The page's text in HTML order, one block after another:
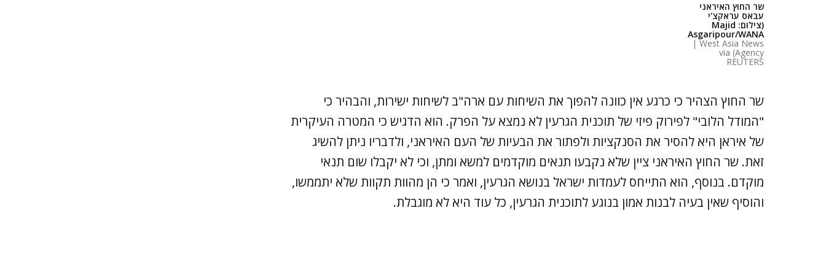
שר החוץ האיראני
עבאס עראקצ'י
(צילום: Majid
Asgaripour/WANA
| West Asia News
Agency) via
REUTERS
שר החוץ הצהיר כי כרגע אין כוונה להפוך את השיחות עם ארה"ב לשיחות ישירות, והבהיר כי
"המודל הלובי" לפירוק פיזי של תוכנית הגרעין לא נמצא על הפרק. הוא הדגיש כי המטרה העיקרית
של איראן היא להסיר את הסנקציות ולפתור את הבעיות של העם האיראני, ולדבריו ניתן להשיג
זאת. שר החוץ האיראני ציין שלא נקבעו תנאים מוקדמים למשא ומתן, וכי לא יקבלו שום תנאי
מוקדם. בנוסף, הוא התייחס לעמדות ישראל בנושא הגרעין, ואמר כי הן מהוות תקוות שלא יתממשו,
והוסיף שאין בעיה לבנות אמון בנוגע לתוכנית הגרעין, כל עוד היא לא מוגבלת.